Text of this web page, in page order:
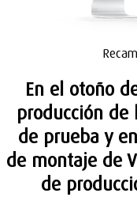
En el otoño
producción de
de prueba y
de montaje de
de